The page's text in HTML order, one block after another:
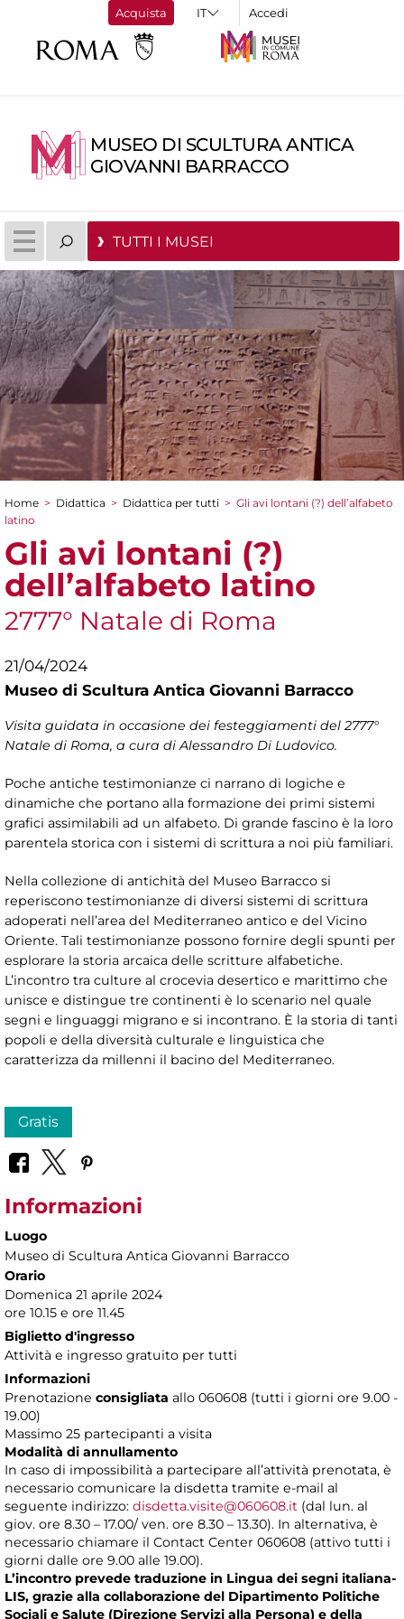
Acquista Accedi
MUSEO DI SCULTURA ANTICA
GIOVANNI BARRACCO
TUTTI I MUSEI
Tu sei qui
Home > Didattica > Didattica per tutti > Gli avi lontani (?) dell’alfabeto
latino
Gli avi lontani (?)
dell’alfabeto latino
2777° Natale di Roma
21/04/2024
Museo di Scultura Antica Giovanni Barracco
Visita guidata in occasione dei festeggiamenti del 2777°
Natale di Roma, a cura diAlessandro Di Ludovico.
Poche antiche testimonianze ci narrano di logiche e
dinamiche che portano alla formazione dei primi sistemi
grafici assimilabili ad un alfabeto. Di grande fascino è la loro
parentela storica con i sistemi di scrittura a noi più familiari.
Nella collezione di antichità del Museo Barracco si
reperiscono testimonianze di diversi sistemi di scrittura
adoperati nell’area del Mediterraneo antico e del Vicino
Oriente. Tali testimonianze possono fornire degli spunti per
esplorare la storia arcaica delle scritture alfabetiche.
L’incontro tra culture al crocevia desertico e marittimo che
unisce e distingue tre continenti è lo scenario nel quale
segni e linguaggi migrano e si incontrano. È la storia di tanti
popoli e della diversità culturale e linguistica che
caratterizza da millenni il bacino del Mediterraneo.
Gratis
Informazioni
Luogo
Museo di Scultura Antica Giovanni Barracco
Orario
Domenica 21 aprile 2024
ore 10.15 e ore 11.45
Biglietto d'ingresso
Attività e ingresso gratuito per tutti
Informazioni
Prenotazione consigliata allo 060608 (tutti i giorni ore 9.00 -
19.00)
Massimo 25 partecipanti a visita
Modalità di annullamento
In caso di impossibilità a partecipare all’attività prenotata, è
necessario comunicare la disdetta tramite e-mail al
seguente indirizzo: disdetta.visite@060608.it (dal lun. al
giov. ore 8.30 – 17.00/ ven. ore 8.30 – 13.30). In alternativa, è
necessario chiamare il Contact Center 060608 (attivo tutti i
giorni dalle ore 9.00 alle 19.00).
L’incontro prevede traduzione in Lingua dei segni italiana-
LIS, grazie alla collaborazione del Dipartimento Politiche
Sociali e Salute (Direzione Servizi alla Persona) e della